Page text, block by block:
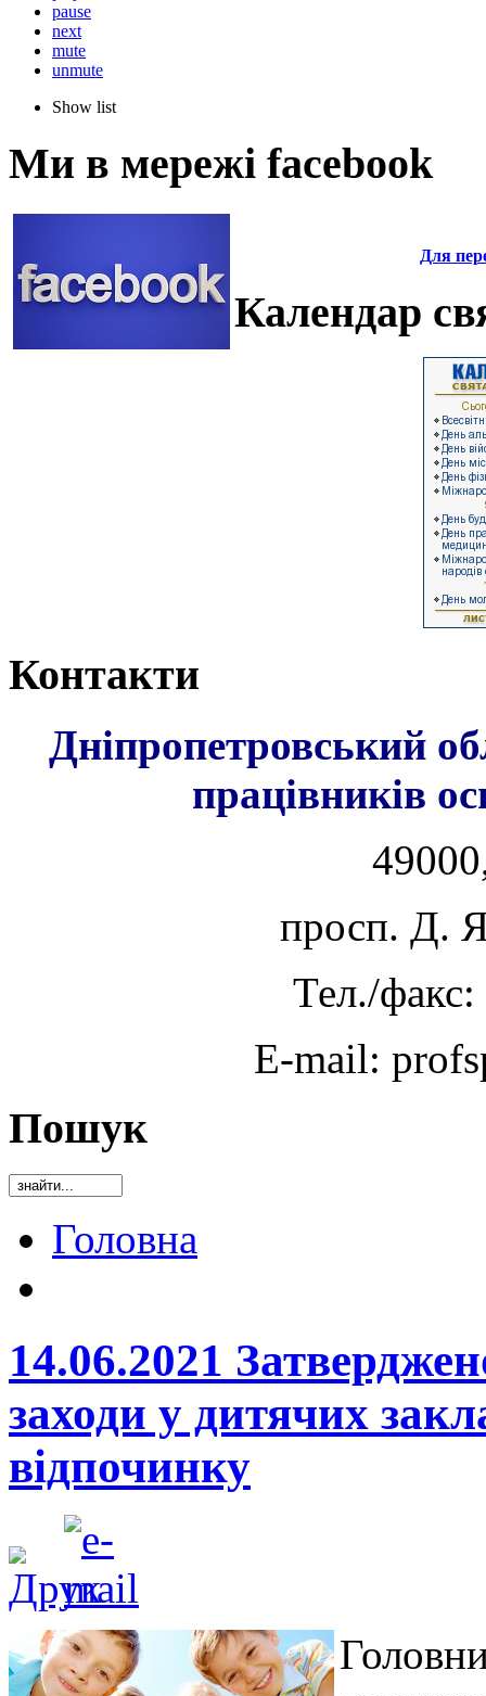
pause
next
mute
unmute
Show list
Ми в мережі facebook
Для
Календар
Контакти
Дніпропетровський
працівників
просп. Д.
Тел./
E-mail:
Пошук
Головна
14.06.2021
заходи у дитячих
відпочинку